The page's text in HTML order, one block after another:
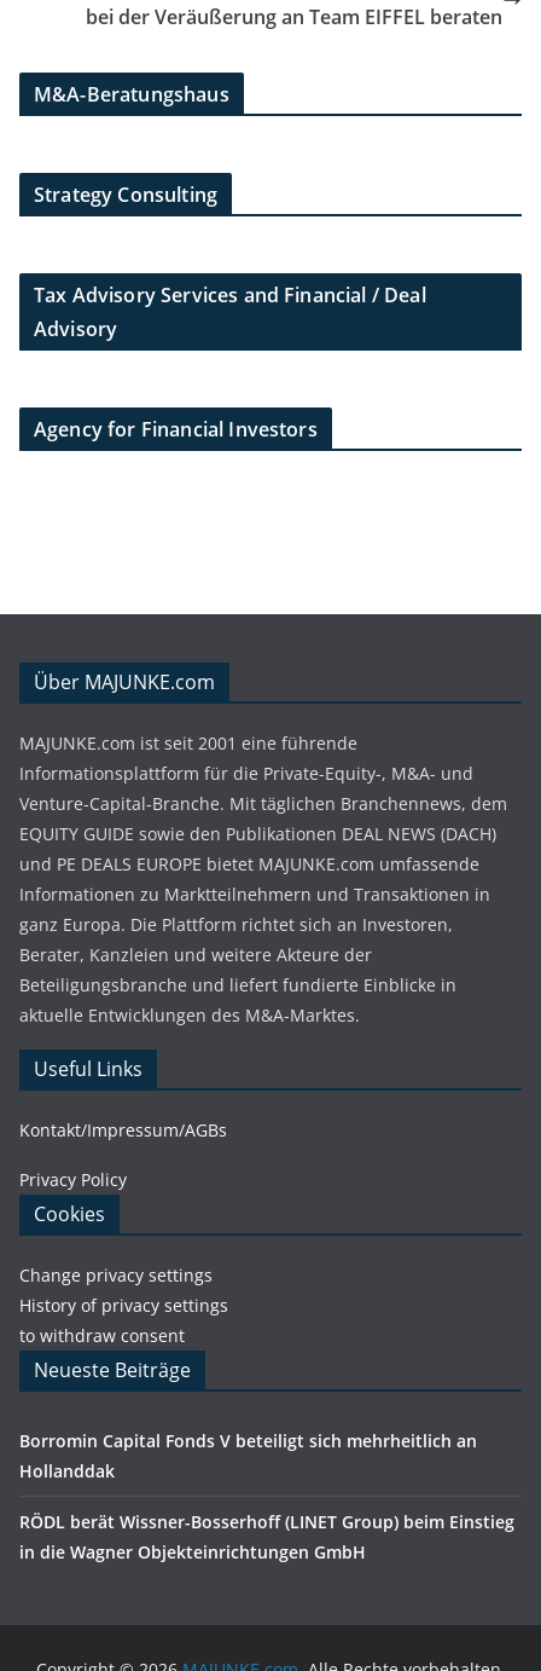
bei der Veräußerung an Team EIFFEL beraten
M&A-Beratungshaus
Strategy Consulting
Tax Advisory Services and Financial / Deal
Advisory
Agency for Financial Investors
Über MAJUNKE.com
MAJUNKE.com ist seit 2001 eine führende
Informationsplattform für die Private-Equity-, M&A- und
Venture-Capital-Branche. Mit täglichen Branchennews, dem
EQUITY GUIDE sowie den Publikationen DEAL NEWS (DACH)
und PE DEALS EUROPE bietet MAJUNKE.com umfassende
Informationen zu Marktteilnehmern und Transaktionen in
ganz Europa. Die Plattform richtet sich an Investoren,
Berater, Kanzleien und weitere Akteure der
Beteiligungsbranche und liefert fundierte Einblicke in
aktuelle Entwicklungen des M&A-Marktes.
Useful Links
Kontakt/Impressum/AGBs
Privacy Policy
Cookies
Change privacy settings
History of privacy settings
to withdraw consent
Neueste Beiträge
Borromin Capital Fonds V beteiligt sich mehrheitlich an
Hollanddak
RÖDL berät Wissner-Bosserhoff (LINET Group) beim Einstieg
in die Wagner Objekteinrichtungen GmbH